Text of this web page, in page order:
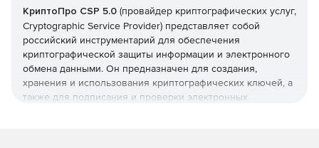
КриптоПро CSP 5.0 (провайдер криптографических услуг,
Cryptographic Service Provider) представляет собой
российский инструментарий для обеспечения
криптографической защиты информации и электронного
обмена данными. Он предназначен для создания,
хранения и использования криптографических ключей, а
также для подписания и проверки электронных